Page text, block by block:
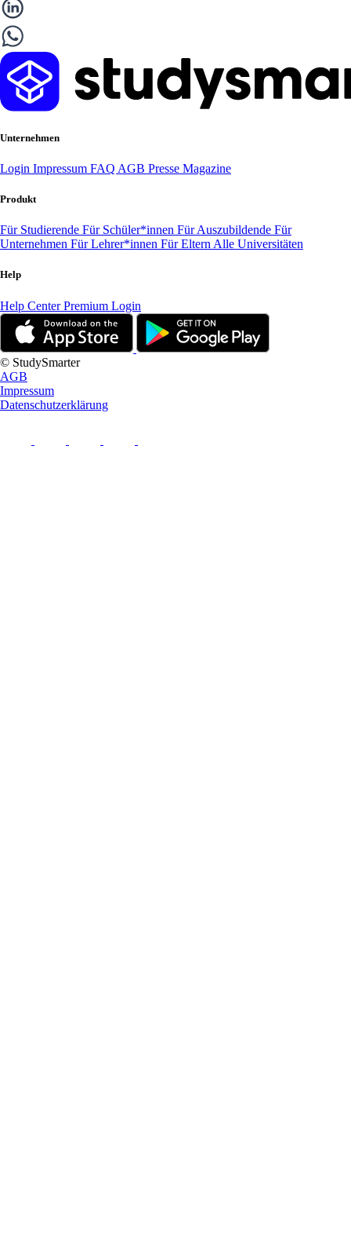
Unternehmen
Login Impressum FAQ AGB Presse Magazine
Produkt
Für Studierende Für Schüler*innen Für Auszubildende Für
Unternehmen Für Lehrer*innen Für Eltern Alle Universitäten
Help
Help CenterPremium Login
© StudySmarter
AGB
Impressum
Datenschutzerklärung